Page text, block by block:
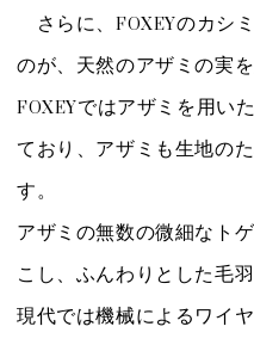
さらに、FOXEYのカシ
のが、天然のアザミの実
FOXEYではアザミを用い
ており、アザミも生地の
す。
アザミの無数の微細なト
こし、ふんわりとした毛
現代では機械によるワイ